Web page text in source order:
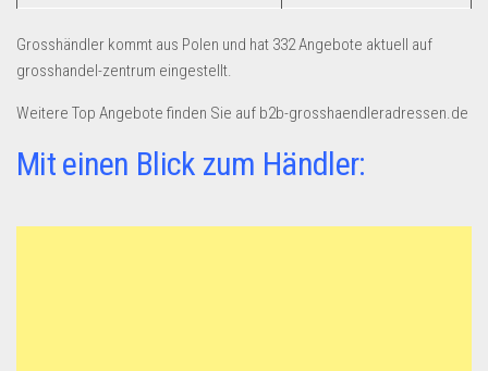
Grosshändler kommt aus Polen und hat 332 Angebote aktuell auf
grosshandel-zentrum eingestellt.
Weitere Top Angebote finden Sie auf b2b-grosshaendleradressen.de
Mit einen Blick zum Händler: